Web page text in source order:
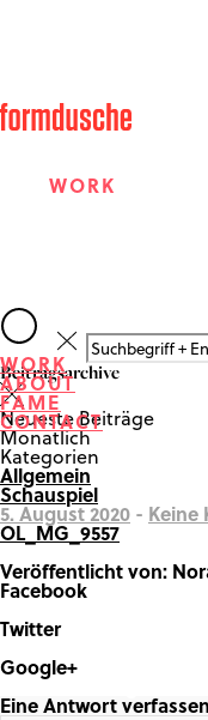
WORK
FAME
CONTACT
WORK
ABOUT
FAME
CONTACT
Beitragsarchive
Neueste Beiträge
Monatlich
Kategorien
Allgemein
Schauspiel
5. August 2020 - Keine
OL_MG_9557
Veröffentlicht von:
Facebook
Twitter
Google+
Share on Google+
Eine Antwort verfassen